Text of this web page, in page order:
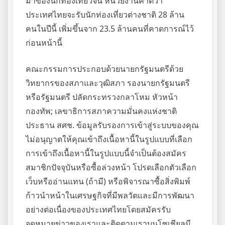
ประเทศไทยจะรับนักท่องเที่ยวต่างชาติ 28 ล้าน
คนในปีนี้ เพิ่มขึ้นจาก 23.5 ล้านคนที่คาดการณ์ไว้
ก่อนหน้านี้
คณะกรรมการประกอบด้วยนายกรัฐมนตรีด้วย
วิทยากรของสภาและวุฒิสภา รองนายกรัฐมนตรี
หรือรัฐมนตรี ปลัดกระทรวงกลาโหม หัวหน้า
กองทัพ; เลขาธิการสภาความมั่นคงแห่งชาติ
ประธาน สศช. ข้อมูลรับรองการเข้าสู่ระบบของคุณ
ไม่อนุญาตให้คุณเข้าถึงเนื้อหานี้ในรูปแบบที่เลือก
การเข้าถึงเนื้อหานี้ในรูปแบบนี้จำเป็นต้องสมัคร
สมาชิกปัจจุบันหรือซื้อล่วงหน้า โปรดเลือกตัวเลือก
เว็บหรืออ่านแทน (ถ้ามี) หรือพิจารณาซื้อสิ่งพิมพ์
ก้าวนำหน้าในเศรษฐกิจที่มีพลวัตและมีการพัฒนา
อย่างต่อเนื่องของประเทศไทยโดยสมัครรับ